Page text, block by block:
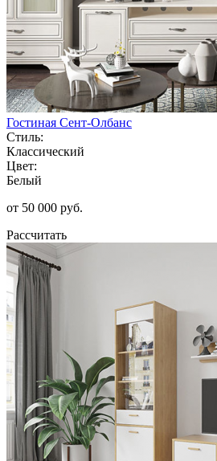
Гостиная Сент-Олбанс
Стиль:
Классический
Цвет:
Белый
от 50 000 руб.
Рассчитать